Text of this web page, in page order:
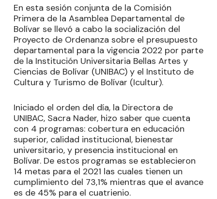
En esta sesión conjunta de la Comisión
Primera de la Asamblea Departamental de
Bolívar se llevó a cabo la socialización del
Proyecto de Ordenanza sobre el presupuesto
departamental para la vigencia 2022 por parte
de la Institución Universitaria Bellas Artes y
Ciencias de Bolívar (UNIBAC) y el Instituto de
Cultura y Turismo de Bolívar (Icultur).
Iniciado el orden del día, la Directora de
UNIBAC, Sacra Nader, hizo saber que cuenta
con 4 programas: cobertura en educación
superior, calidad institucional, bienestar
universitario, y presencia institucional en
Bolívar. De estos programas se establecieron
14 metas para el 2021 las cuales tienen un
cumplimiento del 73,1% mientras que el avance
es de 45% para el cuatrienio.